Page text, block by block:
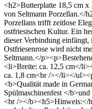
<h2>Butterplatte 18,5 cm
von Seltmann Porzellan.</
Porzellans trifft zeitlose
ostfriesischen Kultur. Ein
dieser Verbindung
Ostfriesenrose wird nicht
Seltmann.</
<li>Breite: ca. 12,5 cm</
ca. 1,8 cm<br /></li></
<b>Qualität made in
Spülmaschinenfest </
<br /></b><h5>Hinweis:</